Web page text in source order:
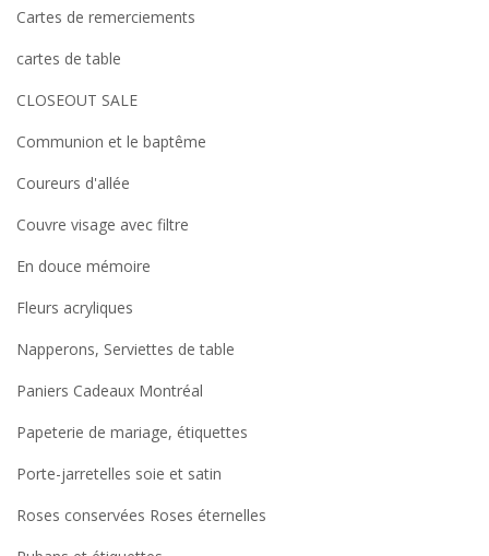
Cartes de remerciements
cartes de table
CLOSEOUT SALE
Communion et le baptême
Coureurs d'allée
Couvre visage avec filtre
En douce mémoire
Fleurs acryliques
Napperons, Serviettes de table
Paniers Cadeaux Montréal
Papeterie de mariage, étiquettes
Porte-jarretelles soie et satin
Roses conservées Roses éternelles